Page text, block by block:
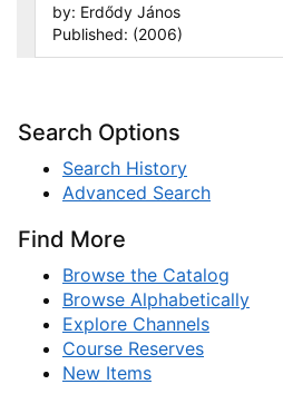
by: Erdődy János
Published: (2006)
Search Options
Search History
Advanced Search
Find More
Browse the Catalog
Browse Alphabetically
Explore Channels
Course Reserves
New Items